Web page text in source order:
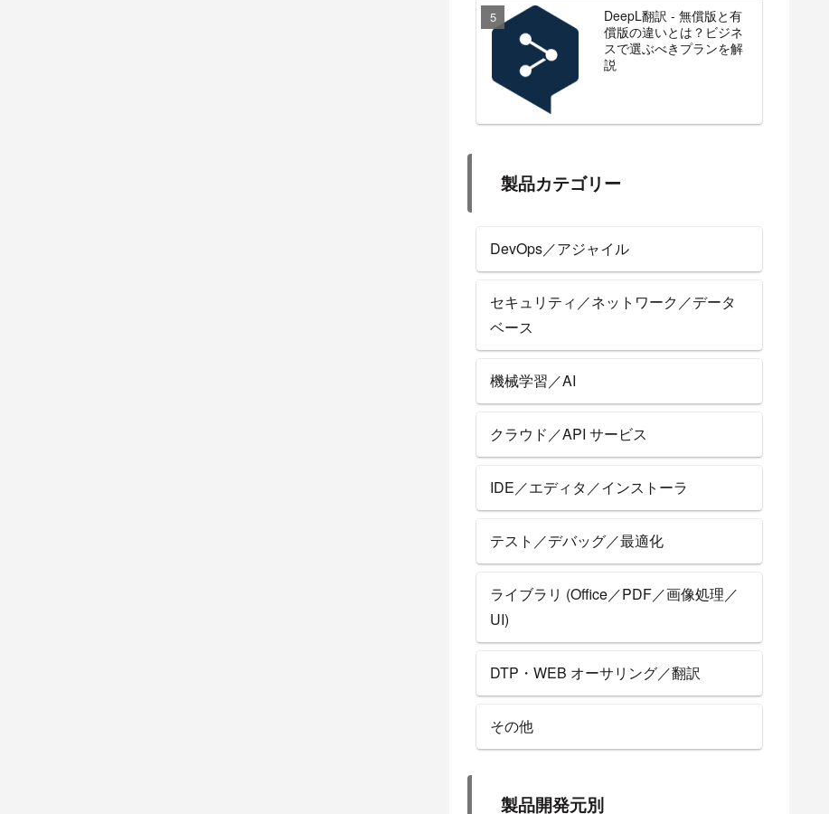
DeepL翻訳 - 無償版と有
償版の違いとは？ビジネ
スで選ぶべきプランを解
説
製品カテゴリー
DevOps／アジャイル
セキュリティ／ネットワーク／データ
ベース
機械学習／AI
クラウド／API サービス
IDE／エディタ／インストーラ
テスト／デバッグ／最適化
ライブラリ (Office／PDF／画像処理／
UI)
DTP・WEB オーサリング／翻訳
その他
製品開発元別